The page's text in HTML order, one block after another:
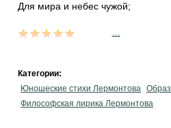
Для мира и небес чужой;
Категории:
Юношеские стихи Лермонтова Образ
Философская лирика Лермонтова